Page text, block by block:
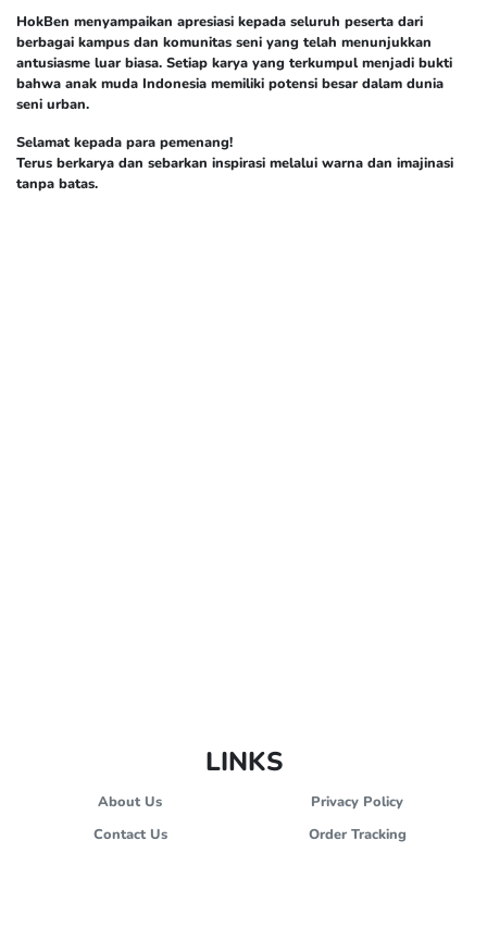
HokBen menyampaikan apresiasi kepada seluruh peserta dari
berbagai kampus dan komunitas seni yang telah menunjukkan
antusiasme luar biasa. Setiap karya yang terkumpul menjadi bukti
bahwa anak muda Indonesia memiliki potensi besar dalam dunia
seni urban.
Selamat kepada para pemenang!
Terus berkarya dan sebarkan inspirasi melalui warna dan imajinasi
tanpa batas.
LINKS
About Us
Contact Us
Privacy Policy
Order Tracking